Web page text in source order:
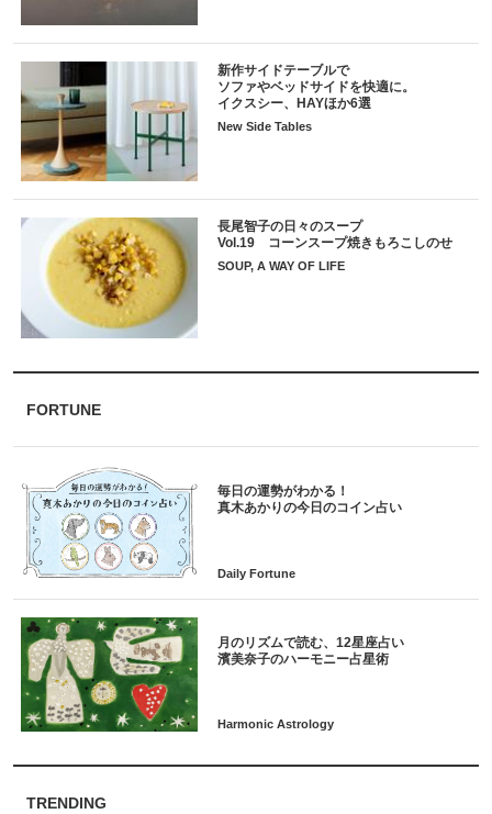
新作サイドテーブルで
ソファやベッドサイドを快適に。
イクスシー、HAYほか6選
New Side Tables
長尾智子の日々のスープ
Vol.19 コーンスープ焼きもろこしのせ
SOUP, A WAY OF LIFE
FORTUNE
毎日の運勢がわかる！
月のリズムで読む、12星座占い
TRENDING